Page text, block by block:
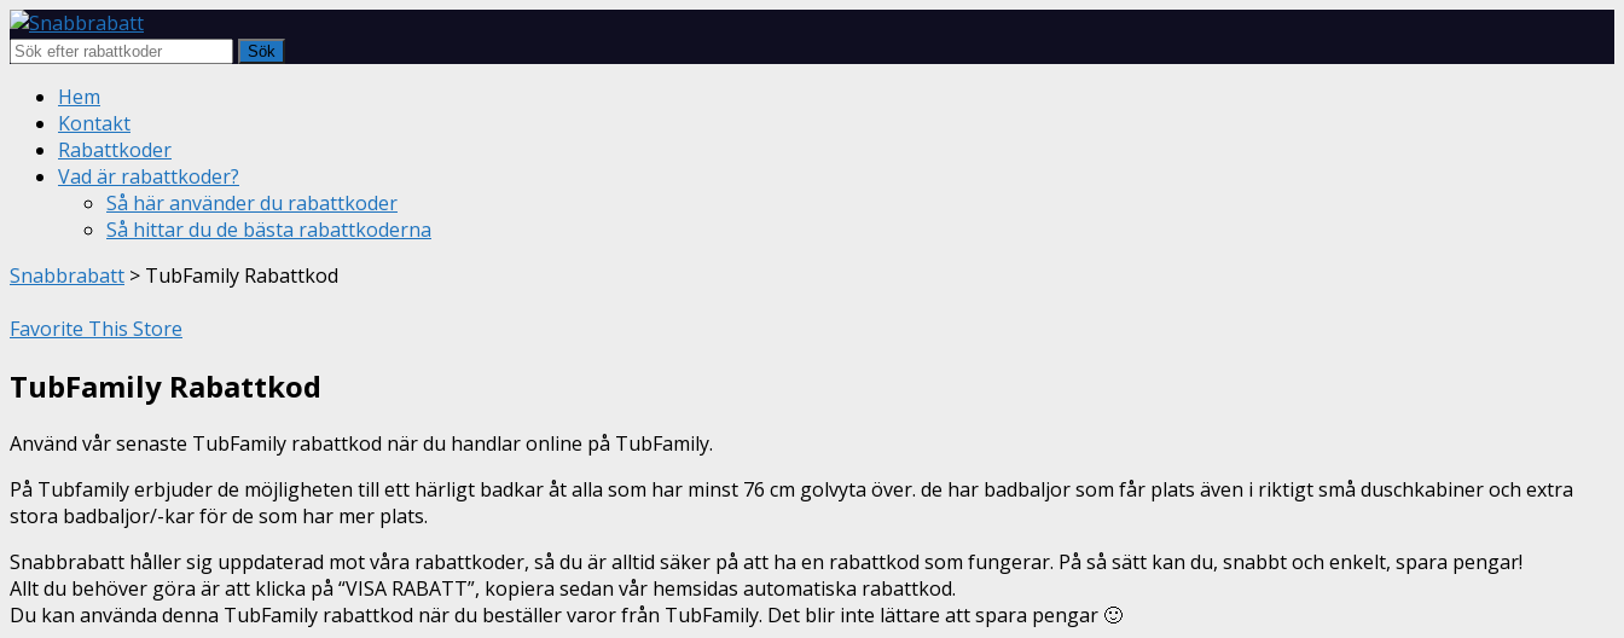
Sök
Skip
content
Hem
Kontakt
Rabattkoder
Vad är rabattkoder?
Så här använder du rabattkoder
Så hittar du de bästa rabattkoderna
Snabbrabatt > TubFamily Rabattkod
Favorite This Store
TubFamily Rabattkod
Använd vår senaste TubFamily rabattkod när du handlar online på TubFamily.
På Tubfamily erbjuder de möjligheten till ett härligt badkar åt alla som har minst 76 cm golvyta över. de har badbaljor som får plats även i riktigt små duschkabiner och extra
stora badbaljor/-kar för de som har mer plats.
Snabbrabatt håller sig uppdaterad mot våra rabattkoder, så du är alltid säker på att ha en rabattkod som fungerar. På så sätt kan du, snabbt och enkelt, spara pengar!
Allt du behöver göra är att klicka på “VISA RABATT”, kopiera sedan vår hemsidas automatiska rabattkod.
Du kan använda denna TubFamily rabattkod när du beställer varor från TubFamily. Det blir inte lättare att spara pengar 🙂